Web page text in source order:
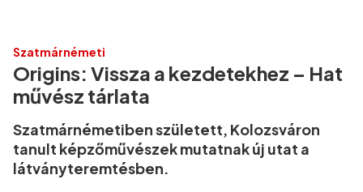
Szatmárnémeti
Origins: Vissza a kezdetekhez – Hat
művész tárlata
Szatmárnémetiben született, Kolozsváron
tanult képzőművészek mutatnak új utat a
látványteremtésben.